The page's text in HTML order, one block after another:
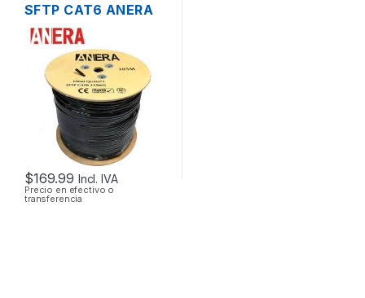
SFTP CAT6 ANERA
BLINDADO EXTERIOR
305MTS
$169.99 Incl. IVA
Precio en efectivo o
transferencia